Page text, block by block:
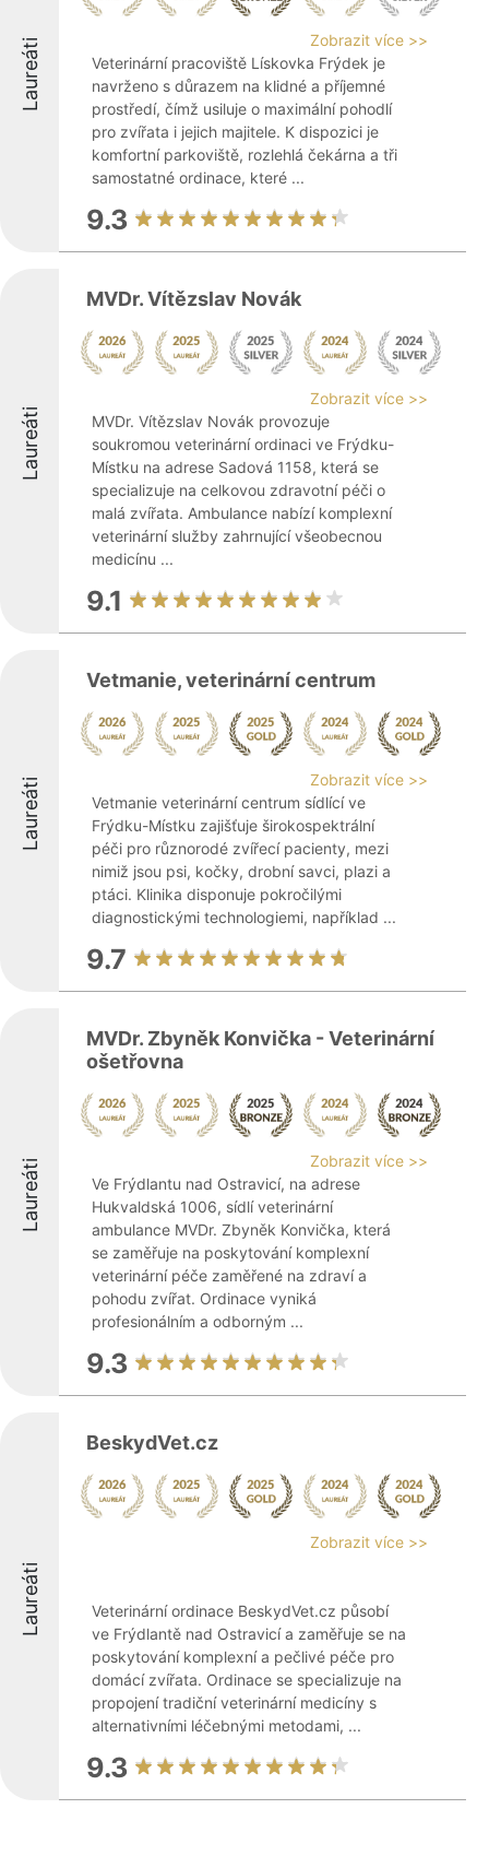
Laureáti
Zobrazit více >>
Veterinární pracoviště Lískovka Frýdek je
navrženo s důrazem na klidné a příjemné
prostředí, čímž usiluje o maximální pohodlí
pro zvířata i jejich majitele. K dispozici je
komfortní parkoviště, rozlehlá čekárna a tři
samostatné ordinace, které ...
9.3
Laureáti
MVDr. Vítězslav Novák
Zobrazit více >>
MVDr. Vítězslav Novák provozuje
soukromou veterinární ordinaci ve Frýdku-
Místku na adrese Sadová 1158, která se
specializuje na celkovou zdravotní péči o
malá zvířata. Ambulance nabízí komplexní
veterinární služby zahrnující všeobecnou
medicínu ...
9.1
Laureáti
Vetmanie, veterinární centrum
Zobrazit více >>
Vetmanie veterinární centrum sídlící ve
Frýdku-Místku zajišťuje širokospektrální
péči pro různorodé zvířecí pacienty, mezi
nimiž jsou psi, kočky, drobní savci, plazi a
ptáci. Klinika disponuje pokročilými
diagnostickými technologiemi, například ...
9.7
Laureáti
MVDr. Zbyněk Konvička - Veterinární
ošetřovna
Zobrazit více >>
Ve Frýdlantu nad Ostravicí, na adrese
Hukvaldská 1006, sídlí veterinární
ambulance MVDr. Zbyněk Konvička, která
se zaměřuje na poskytování komplexní
veterinární péče zaměřené na zdraví a
pohodu zvířat. Ordinace vyniká
profesionálním a odborným ...
9.3
Laureáti
BeskydVet.cz
Zobrazit více >>
Veterinární ordinace BeskydVet.cz působí
ve Frýdlantě nad Ostravicí a zaměřuje se na
poskytování komplexní a pečlivé péče pro
domácí zvířata. Ordinace se specializuje na
propojení tradiční veterinární medicíny s
alternativními léčebnými metodami, ...
9.3